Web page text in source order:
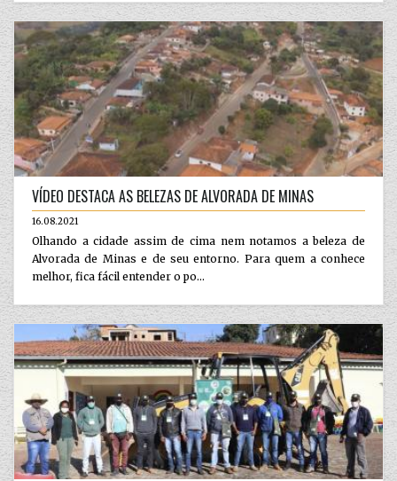
VÍDEO DESTACA AS BELEZAS DE ALVORADA DE MINAS
16.08.2021
Olhando a cidade assim de cima nem notamos a beleza de
Alvorada de Minas e de seu entorno. Para quem a conhece
melhor, fica fácil entender o po...